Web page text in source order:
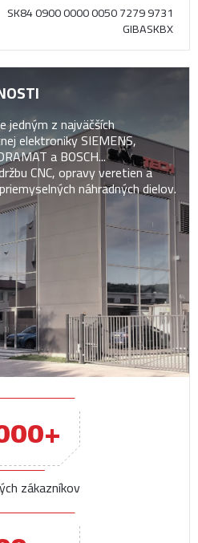
SK84 0900 0000 0050 7279 9731
GIBASKBX
jedným z najväčších
elektroniky SIEMENS,
a BOSCH...
CNC, opravy veretien a
náhradných dielov.
zákazníkov